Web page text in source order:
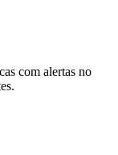
com alertas no